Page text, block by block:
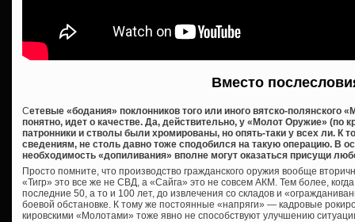
Вместо
Сетевые «бодания» поклонников того или иного вятско-полянского
понятно, идет о качестве. Да, действительно, у «Молот Оружие» (по
патронники и стволы были хромированы, но опять-таки у всех ли. К
сведениям, не столь давно тоже сподобился на такую операцию. В
необходимость «допиливания» вполне могут оказаться присущи
Просто помните, что производство гражданского оружия вообще
«Тигр» это все же не СВД, а «Сайга» это не совсем АКМ. Тем более,
последние 50, а то и 100 лет, до извлечения со складов и
боевой обстановке. К тому же постоянные «напряги» — кадровые
кировскими «Молотами» тоже явно не способствуют улучшению